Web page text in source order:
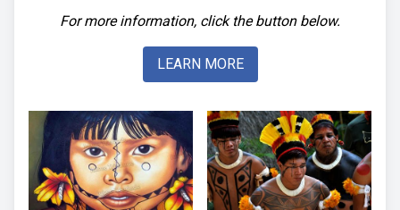
For more information, click the button below.
LEARN MORE